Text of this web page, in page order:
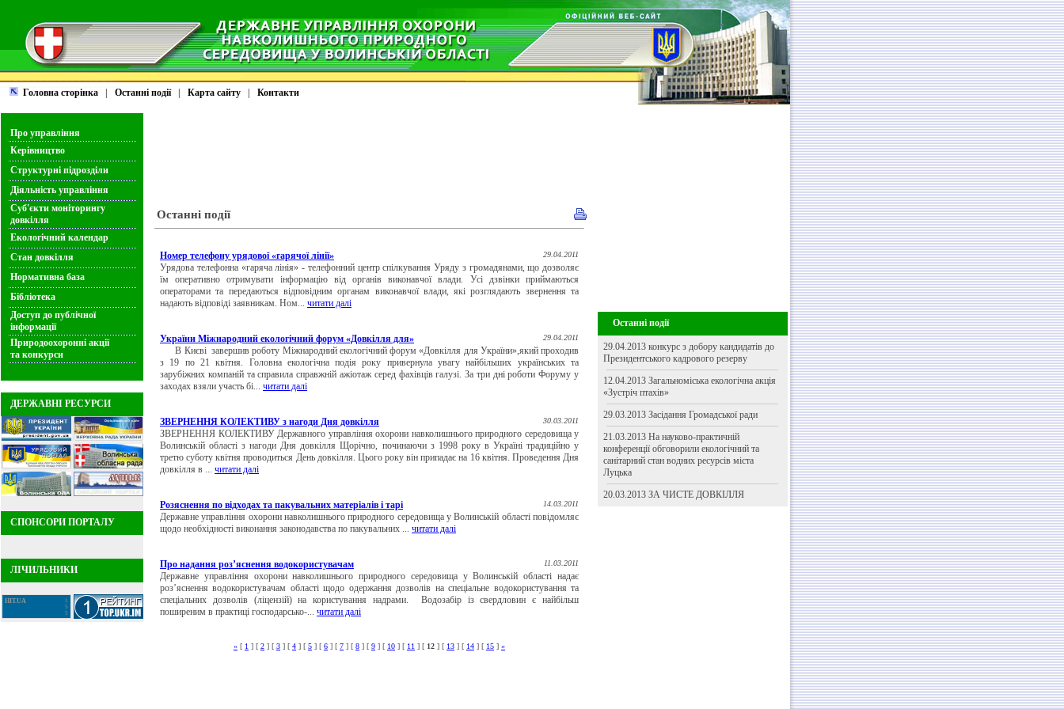
Головна сторінка Останні події| Карта сайту Контакти
Про управління
Керівництво
Структурні підрозділи
Діяльність управління
Суб'єкти моніторингу
довкілля
Екологічний календар
Стан довкілля
Нормативна база
Бібліотека
Доступ до публічної
інформації
Природоохоронні акції
та конкурси
ДЕРЖАВНІ РЕСУРСИ
СПОНСОРИ ПОРТАЛУ
ЛІЧИЛЬНИКИ
HIT.UA
1
5
5
Останні події
Номер телефону урядової «гарячої лінії» 29.04.2011
Урядова телефонна «гаряча лінія» - телефонний центр спілкування Уряду з громадянами, що дозволяє
їм оперативно отримувати інформацію від органів виконавчої влади. Усі дзвінки приймаються
операторами та передаються відповідним органам виконавчої влади, які розглядають звернення та
надають відповіді заявникам. Ном... читати далі
України Міжнародний екологічний форум «Довкілля для» 29.04.2011
В Києві завершив роботу Міжнародний екологічний форум «Довкілля для України»,який проходив
з 19 по 21 квітня. Головна екологічна подія року привернула увагу найбільших українських та
зарубіжних компаній та справила справжній ажіотаж серед фахівців галузі. За три дні роботи Форуму у
заходах взяли участь бі... читати далі
ЗВЕРНЕННЯ КОЛЕКТИВУ з нагоди Дня довкілля 30.03.2011
ЗВЕРНЕННЯ КОЛЕКТИВУ Державного управління охорони навколишнього природного середовища у
Волинській області з нагоди Дня довкілля Щорічно, починаючи з 1998 року в Україні традиційно у
третю суботу квітня проводиться День довкілля. Цього року він припадає на 16 квітня. Проведення Дня
довкілля в ... читати далі
Розяснення по відходах та пакувальних матеріалів і тарі 14.03.2011
Державне управління охорони навколишнього природного середовища у Волинській області повідомляє
щодо необхідності виконання законодавства по пакувальних ... читати далі
Про надання роз’яснення водокористувачам 11.03.2011
Державне управління охорони навколишнього природного середовища у Волинській області надає
роз’яснення водокористувачам області щодо одержання дозволів на спеціальне водокористування та
спеціальних дозволів (ліцензій) на користування надрами. Водозабір із свердловин є найбільш
поширеним в практиці господарсько-... читати далі
« [ 1 ] [ 2 ] [ 3 ] [ 4 ] [ 5 ] [ 6 ] [ 7 ] [ 8 ] [ 9 ] [ 10 ] [ 11 ] [ 12 ] [ 13 ] [ 14 ] [ 15 ] »
Останні події
29.04.2013 конкурс з добору кандидатів до
Президентського кадрового резерву
12.04.2013 Загальноміська екологічна акція
«Зустріч птахів»
29.03.2013 Засідання Громадської ради
21.03.2013 На науково-практичній
конференції обговорили екологічний та
санітарний стан водних ресурсів міста
Луцька
20.03.2013 ЗА ЧИСТЕ ДОВКІЛЛЯ